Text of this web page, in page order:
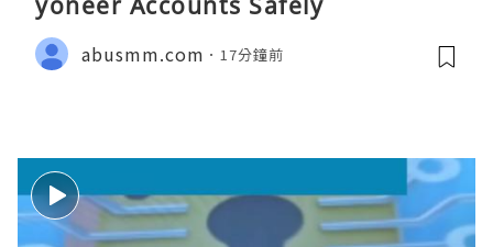
abusmm.com 17分鐘前